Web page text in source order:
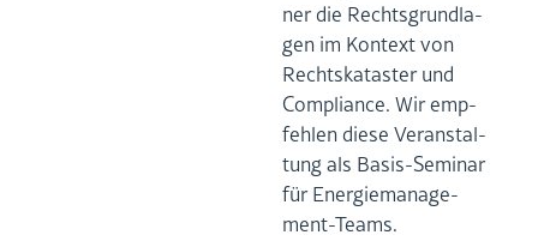
ner die Rechts­grund­la­
gen im Kon­text von
Rechts­ka­tas­ter und
Com­p­li­an­ce. Wir emp­
feh­len diese Ver­an­stal­
tung als Ba­sis-Se­mi­nar
für En­er­gie­ma­nage­
ment-Teams.